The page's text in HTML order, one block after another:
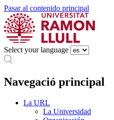
Pasar al contenido principal
Select your language
Navegació principal
La URL
La Universidad